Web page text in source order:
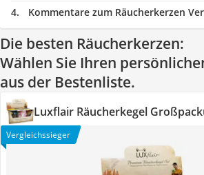
Kommentare zum Räucherkerzen
Die besten Räucherkerzen:
Wählen Sie Ihren
aus der Bestenliste.
Luxflair Räucherkegel
Vergleichssieger